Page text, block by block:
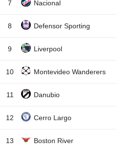
7 Nacional
8 Defensor Sporting
9 Liverpool
10 Montevideo Wanderers
11 Danubio
12 Cerro Largo
13 Boston River